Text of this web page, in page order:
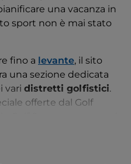
una vacanza in
sport non è mai stato
fino a levante, il sito
una sezione dedicata
vari distretti golfistici.
offerte dal Golf